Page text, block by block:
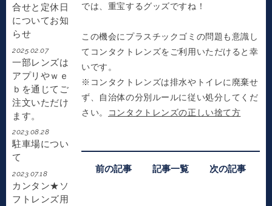
では、重宝するグッズですね！
この機会にプラスチックゴミの問題も意識し
てコンタクトレンズをご利用いただけると幸
いです。
※コンタクトレンズは排水やトイレに廃棄せ
ず、自治体の分別ルールに従い処分してくだ
さい。
コンタクトレンズの正しい捨て方
前の記事 記事一覧 次の記事
合せと定休日
についてお知
らせ
2025.02.07
一部レンズは
アプリやｗｅ
ｂを通じてご
注文いただけ
ます。
2023.08.28
駐車場につい
て
2023.07.18
カンタン★ソ
フトレンズ用